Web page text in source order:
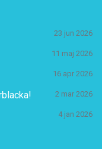
23 jun 2026
11 maj 2026
16 apr 2026
2 mar 2026
4 jan 2026